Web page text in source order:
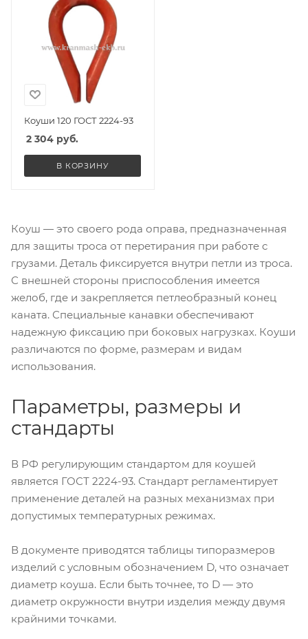
Коуши 120 ГОСТ 2224-93
2 304 руб.
В КОРЗИНУ
Коуш — это своего рода оправа, предназначенная
для защиты троса от перетирания при работе с
грузами. Деталь фиксируется внутри петли из троса.
С внешней стороны приспособления имеется
желоб, где и закрепляется петлеобразный конец
каната. Специальные канавки обеспечивают
надежную фиксацию при боковых нагрузках. Коуши
различаются по форме, размерам и видам
использования.
Параметры, размеры и
стандарты
В РФ регулирующим стандартом для коушей
является ГОСТ 2224-93. Стандарт регламентирует
применение деталей на разных механизмах при
допустимых температурных режимах.
В документе приводятся таблицы типоразмеров
изделий с условным обозначением D, что означает
диаметр коуша. Если быть точнее, то D — это
диаметр окружности внутри изделия между двумя
крайними точками.